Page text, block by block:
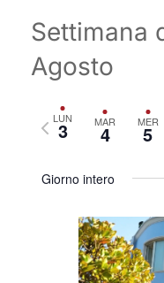
Settimana
Agosto
LUN
3 MAR
4 MER
5
Settimana
precedente
Giorno intero